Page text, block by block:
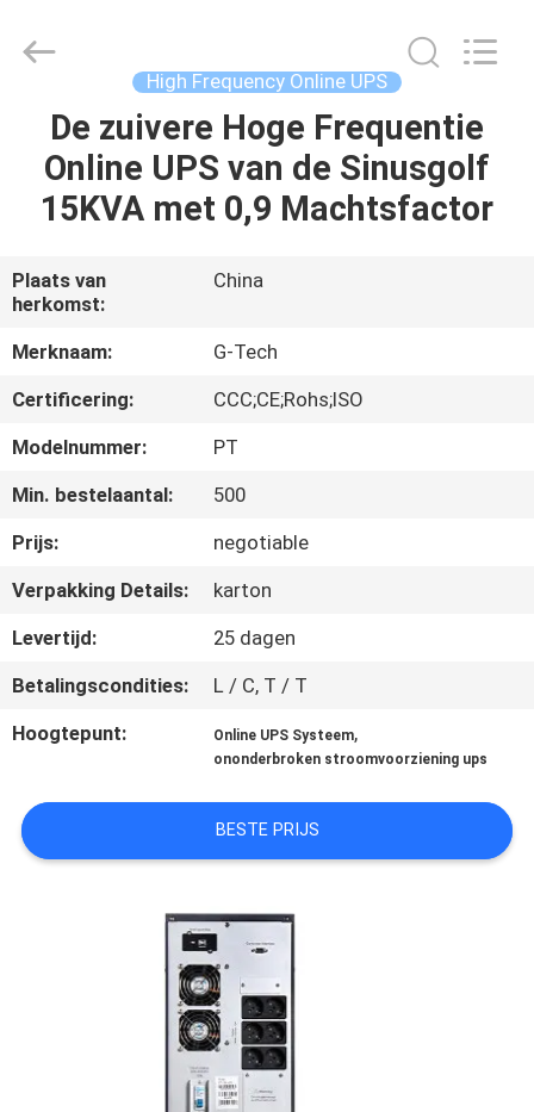
THUIS
PRODUCTEN
OVER
ONS
FABRIEKSTOCHT
NEEM
CONTACT
MET
ONS
VRAAG
PRIVACYBELEID
POWER
GROUP.
Reserved.
High Frequency Online UPS
De zuivere Hoge Frequentie
Online UPS van de Sinusgolf
15KVA met 0,9 Machtsfactor
Plaats van
herkomst:
China
Merknaam:
G-Tech
Certificering:
CCC;CE;Rohs;ISO
Modelnummer:
PT
Min. bestelaantal:
500
Prijs:
negotiable
Verpakking Details:
karton
Levertijd:
25 dagen
Betalingscondities:
L / C, T / T
Hoogtepunt:
Online UPS Systeem,
ononderbroken stroomvoorziening ups
BESTE PRIJS